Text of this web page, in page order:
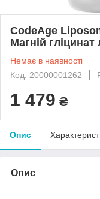
CodeAge
Магній
Немає в наявності
Код: 20000001262
1 479 ₴
Опис
Опис